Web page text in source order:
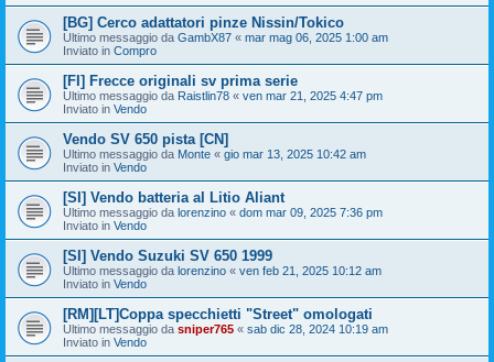
[BG] Cerco adattatori pinze Nissin/Tokico
Ultimo messaggio da GambX87 « mar mag 06, 2025 1:00 am
Inviato in Compro
[FI] Frecce originali sv prima serie
Ultimo messaggio da Raistlin78 « ven mar 21, 2025 4:47 pm
Inviato in Vendo
Vendo SV 650 pista [CN]
Ultimo messaggio da Monte « gio mar 13, 2025 10:42 am
Inviato in Vendo
[SI] Vendo batteria al Litio Aliant
Ultimo messaggio da lorenzino « dom mar 09, 2025 7:36 pm
Inviato in Vendo
[SI] Vendo Suzuki SV 650 1999
Ultimo messaggio da lorenzino « ven feb 21, 2025 10:12 am
Inviato in Vendo
[RM][LT]Coppa specchietti "Street" omologati
Ultimo messaggio da sniper765 « sab dic 28, 2024 10:19 am
Inviato in Vendo